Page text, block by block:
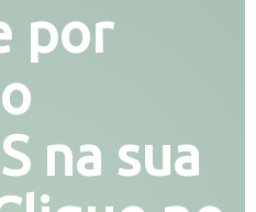
por
na sua